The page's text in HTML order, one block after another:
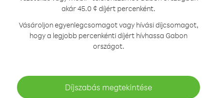
akár 45.0 ¢ díjért percenként.
Vásároljon egyenlegcsomagot vagy hívási díjcsomagot,
hogy a legjobb percenkénti díjért hívhassa Gabon
országot.
Díjszabás megtekintése